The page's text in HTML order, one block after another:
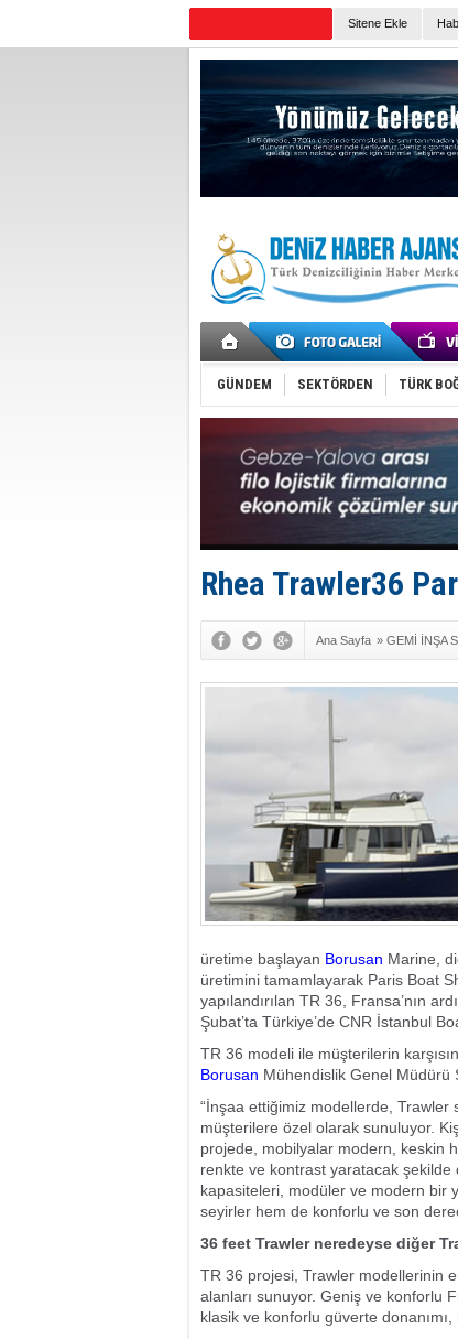
Sitene Ekle
GÜNDEM SEKTÖRDEN TÜRK
Rhea Trawler36
Ana Sayfa » GEMİ İNŞA
üretime başlayan Borusan Marine,
üretimini tamamlayarak Paris Boat
yapılandırılan TR 36, Fransa’nın
Şubat’ta Türkiye’de CNR İstanbul
TR 36 modeli ile müşterilerin
Borusan Mühendislik Genel Müdürü
“İnşaa ettiğimiz modellerde, Trawler
müşterilere özel olarak sunuluyor.
projede, mobilyalar modern, keskin
renkte ve kontrast yaratacak şekilde
kapasiteleri, modüler ve modern bir
seyirler hem de konforlu ve son
36 feet Trawler neredeyse diğer
TR 36 projesi, Trawler modellerinin
alanları sunuyor. Geniş ve konforlu
klasik ve konforlu güverte